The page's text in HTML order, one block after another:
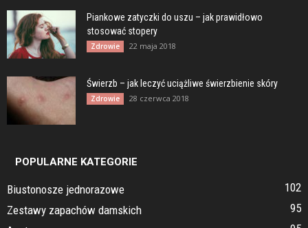
Piankowe zatyczki do uszu – jak prawidłowo
stosować stopery
Zdrowie 22 maja 2018
Świerzb – jak leczyć uciążliwe świerzbienie skóry
Zdrowie 28 czerwca 2018
POPULARNE KATEGORIE
Biustonosze jednorazowe
102
Zestawy zapachów damskich
95